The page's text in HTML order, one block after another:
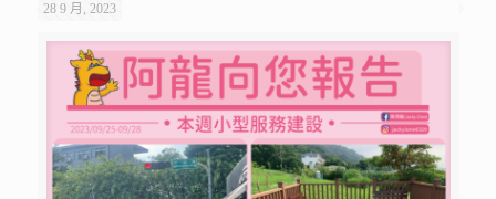
28 9 月, 2023